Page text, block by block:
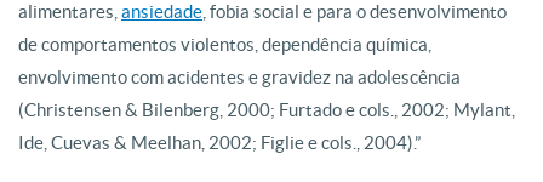
alimentares, ansiedade , fobia social e para o desenvolvimento
de comportamentos violentos, dependência química,
envolvimento com acidentes e gravidez na adolescência
(Christensen & Bilenberg, 2000; Furtado e cols., 2002; Mylant,
Ide, Cuevas & Meelhan, 2002; Figlie e cols., 2004).”